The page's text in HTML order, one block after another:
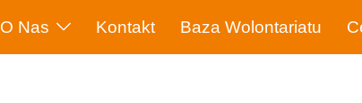
O Nas Kontakt Baza Wolontariatu